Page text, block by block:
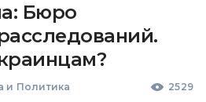
Бюро
и Политика 2529